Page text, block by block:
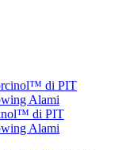
di PIT
Alami